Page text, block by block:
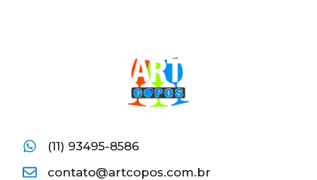
(11) 93495-8586
contato@artcopos.com.br